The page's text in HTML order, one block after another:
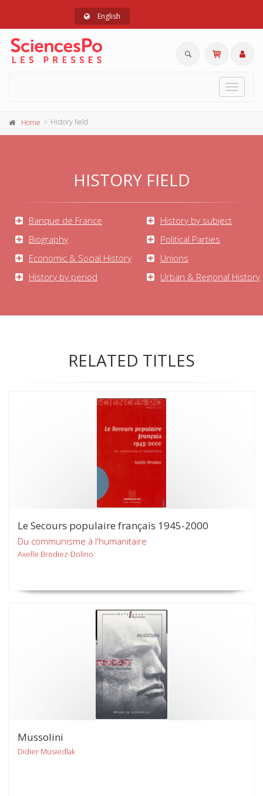
English
Toggle
Home History field
HISTORY FIELD
Banque de France
Biography
Economic & Social History
History by period
History by subject
Political Parties
Unions
Urban & Regional History
RELATED TITLES
Le Secours populaire français 1945-2000
Du communisme à l'humanitaire
Axelle Brodiez-Dolino
Mussolini
Didier Musiedlak